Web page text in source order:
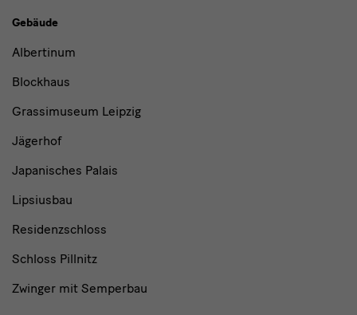
Gebäude,
Museen
Institutionen
Gebäude
Albertinum
Blockhaus
Grassimuseum Leipzig
Jägerhof
Japanisches Palais
Lipsiusbau
Residenzschloss
Schloss Pillnitz
Zwinger mit Semperbau